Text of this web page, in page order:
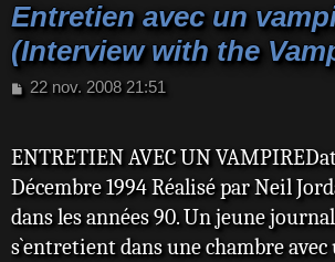
Entretien avec un
(Interview with the
M
s
a
g
22 nov. 2008 21:51
ENTRETIEN AVEC UN
Décembre 1994 Réalisé par Neil
dans les années 90. Un jeune
s`entretient dans une chambre